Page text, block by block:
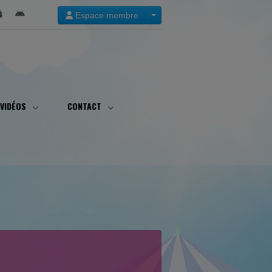
Espace membre
VIDÉOS CONTACT